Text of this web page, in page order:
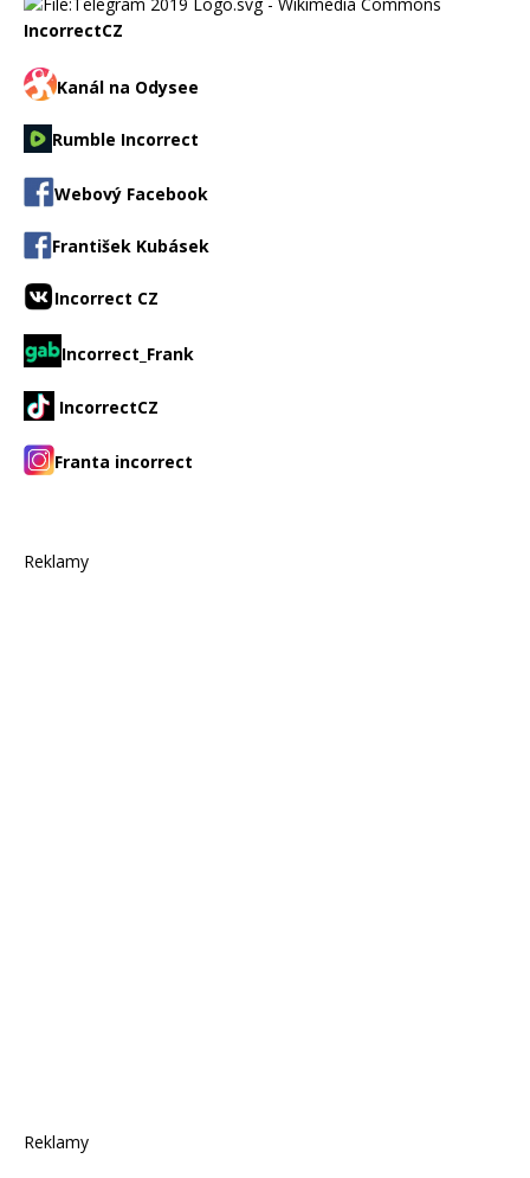
IncorrectCZ
Kanál na Odysee
Rumble Incorrect
Webový Facebook
František Kubásek
Incorrect CZ
Incorrect_Frank
IncorrectCZ
Franta incorrect
Reklamy
Reklamy